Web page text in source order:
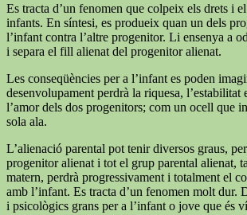
Es tracta d’un fenomen que colpeix els drets i
infants. En síntesi, es produeix quan un dels
l’infant contra l’altre progenitor. Li ensenya a
i separa el fill alienat del progenitor alienat.
Les conseqüències per a l’infant es poden
desenvolupament perdrà la riquesa,
l’amor dels dos progenitors; com un ocell que
sola ala.
L’alienació parental pot tenir diversos graus,
progenitor alienat i tot el grup parental alienat,
matern, perdrà progressivament i totalment el
amb l’infant. Es tracta d’un fenomen molt dur.
i psicològics grans per a l’infant o jove que és